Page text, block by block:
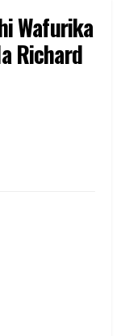
Wafurika
Richard